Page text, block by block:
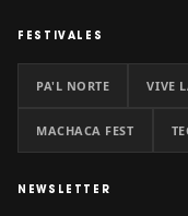
FESTIVALES
PA'L NORTE VIVE
MACHACA FEST
NEWSLETTER